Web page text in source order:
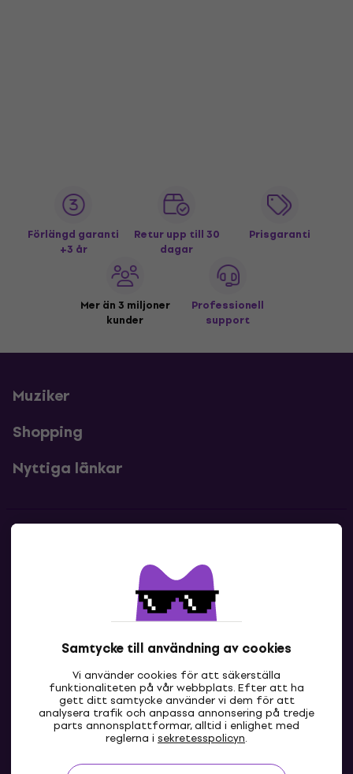
Samtycke till användning av cookies
Vi använder cookies för att säkerställa
funktionaliteten på vår webbplats. Efter att ha
gett ditt samtycke använder vi dem för att
analysera trafik och anpassa annonsering på tredje
parts annonsplattformar, alltid i enlighet med
reglerna i sekretesspolicyn.
Förlängd garanti
+3 år
Retur upp till 30
dagar
Prisgaranti
Mer än 3 miljoner
kunder
Professionell
support
Muziker
Shopping
Nyttiga länkar
Kontakta oss
SE